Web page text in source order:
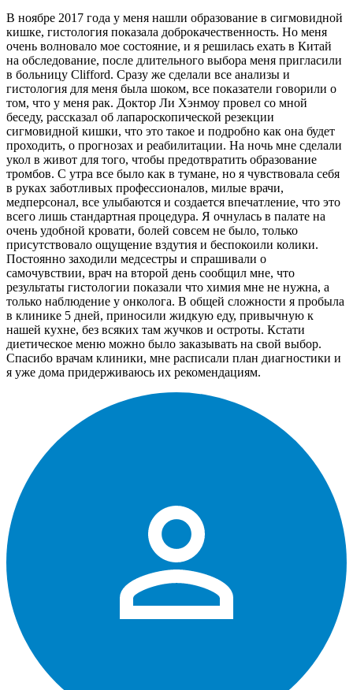
В ноябре 2017 года у меня нашли образование в сигмовидной
кишке, гистология показала доброкачественность. Но меня
очень волновало мое состояние, и я решилась ехать в Китай
на обследование, после длительного выбора меня пригласили
в больницу Clifford. Сразу же сделали все анализы и
гистология для меня была шоком, все показатели говорили о
том, что у меня рак. Доктор Ли Хэнмоу провел со мной
беседу, рассказал об лапароскопической резекции
сигмовидной кишки, что это такое и подробно как она будет
проходить, о прогнозах и реабилитации. На ночь мне сделали
укол в живот для того, чтобы предотвратить образование
тромбов. С утра все было как в тумане, но я чувствовала себя
в руках заботливых профессионалов, милые врачи,
медперсонал, все улыбаются и создается впечатление, что это
всего лишь стандартная процедура. Я очнулась в палате на
очень удобной кровати, болей совсем не было, только
присутствовало ощущение вздутия и беспокоили колики.
Постоянно заходили медсестры и спрашивали о
самочувствии, врач на второй день сообщил мне, что
результаты гистологии показали что химия мне не нужна, а
только наблюдение у онколога. В общей сложности я пробыла
в клинике 5 дней, приносили жидкую еду, привычную к
нашей кухне, без всяких там жучков и остроты. Кстати
диетическое меню можно было заказывать на свой выбор.
Спасибо врачам клиники, мне расписали план диагностики и
я уже дома придерживаюсь их рекомендациям.